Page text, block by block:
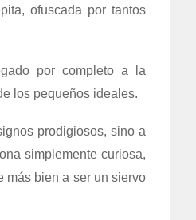
ofuscada por tantos
por completo a la
los pequeños ideales.
prodigiosos, sino a
simplemente curiosa,
más bien a ser un siervo